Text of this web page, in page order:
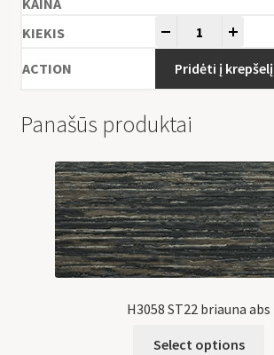
Pridėti į krepšelį
Panašūs produktai
H3058 ST22 briauna abs
Select options